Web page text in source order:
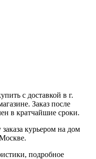
с доставкой в г.
Заказ после
в кратчайшие сроки.
курьером на дом
.
подробное